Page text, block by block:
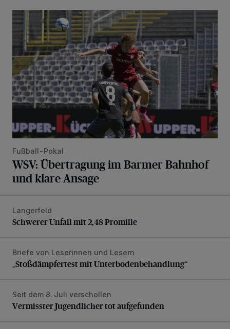
WSV: Übertragung im Barmer Bahnhof und klare Ansage
Fußball-Pokal
WSV: Übertragung im Barmer Bahnhof
und klare Ansage
Schwerer Unfall mit 2,48 Promille
Langerfeld
Schwerer Unfall mit 2,48 Promille
„Stoßdämpfertest mit Unterbodenbehandlung“
Briefe von Leserinnen und Lesern
„Stoßdämpfertest mit Unterbodenbehandlung“
Vermisster Jugendlicher tot aufgefunden
Seit dem 8. Juli verschollen
Vermisster Jugendlicher tot aufgefunden